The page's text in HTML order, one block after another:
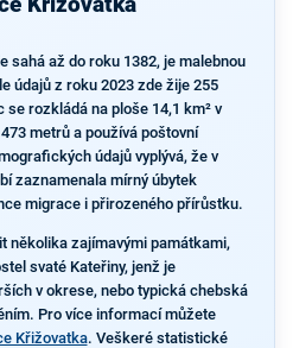
sahá až do roku 1382, je malebnou
údajů z roku 2023 zde žije 255
se rozkládá na ploše 14,1 km² v
metrů a používá poštovní
údajů vyplývá, že v
zaznamenala mírný úbytek
migrace i přirozeného přírůstku.
několika zajímavými památkami,
svaté Kateřiny, jenž je
v okrese, nebo typická chebská
Pro více informací můžete
Křižovatka. Veškeré statistické